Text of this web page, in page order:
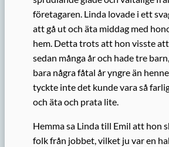
företagaren. Linda lovade i ett
att gå ut och äta middag med
hem. Detta trots att hon visste
sedan många år och hade tre
bara några fåtal år yngre än
tyckte inte det kunde vara så
och äta och prata lite.
Hemma sa Linda till Emil att hon
folk från jobbet, vilket ju var en